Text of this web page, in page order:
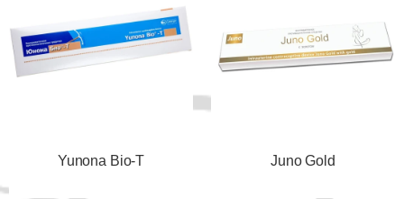
Yunona Bio-T Juno Gold